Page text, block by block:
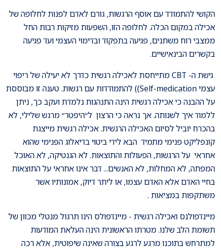
הקושי להתמודד עם אוסף הרגשות, גורם לאדם לפנות לחלופה של
אכילה במקום הכלה. לחלופה הזו, השפעות מזיקות רבות החל
ממצבי רוח משתנים, פגיעה בתפקוד ובדימוי העצמי ועד פגיעה
בקשרים הבינאישיים.
גישת ה- CBT מתייחסת לאכילה רגשית כדרך לא יעילה של ריפוי
עצמי Self-medication)) להתמודדות עם רגשות. טענה זו מבוססת
על ההבנה כי אכילה רגשית הינה התנהגות נלמדת ועקב כך, ניתן
ללמוד איך לשנותה. אך נראה כי הרצון ל״היפטר״ מרגש שלילי, לא
בהכרח יוביל לסיום האכילה הרגשית. אכילה רגשית מייצגת
קונפליקט פנימי מתמיד הבא לידי ביטוי בדיאלוג הפנימי שהוא
אחראי על הרגשות, הפעולות והתוצאות. לא הגנטיקה, לא האוכל
המפתה, לא המחלות, לא האנשים... דבר אינו אחראי על התוצאות
בחיי האדם אלא האדם עצמו, או ליתר דיוק, אמונותיו אשר
משתקפות במציאות .
מיינדפולנס ואכילה רגשית - מיינדפולס הינו תרגול מנטלי מכוון של
תשומת הלב שלנו. מטרתו הראשונית הינה העלאת המודעות
למתרחש בתוכנו מרגע לרגע בצורה שאינה שיפוטית, אלא רכה